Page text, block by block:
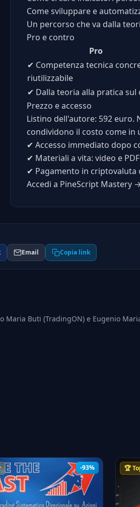
Come sviluppare e
Un percorso che va dalla
Pro e contro
Pro
✔ Competenza tecnica
riutilizzabile
✔ Dalla teoria alla pratica sul
Prezzo e accesso
Listino dell'autore: 592
condividono il costo come in
✔ Accesso immediato dopo
✔ Materiali a vita: video e
✔ Pagamento in criptovaluta
Accedi a PineScript Mastery
Email Copia link
Buti (TradingON) e Eugenio
-93% 🏆